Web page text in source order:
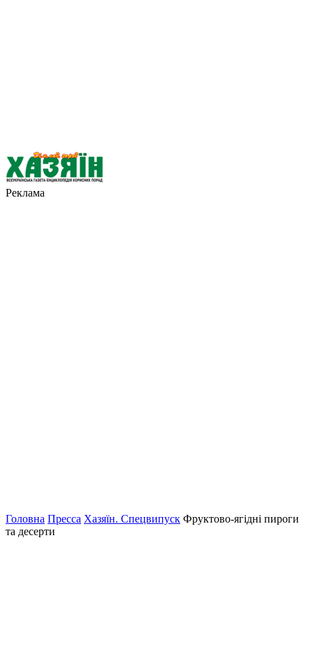
Реклама
Головна Пресса Хазяїн. Спецвипуск Фруктово-ягідні пироги
та десерти